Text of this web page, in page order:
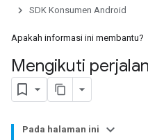
SDK Konsumen Android
Apakah informasi ini membantu?
Mengikuti
Pada halaman ini